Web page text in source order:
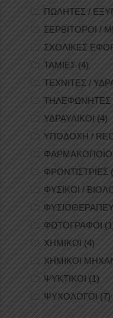
ΠΩΛΗΤΕΣ /
ΣΕΡΒΙΤΟΡΟΙ /
ΣΧΟΛΙΚΕΣ
ΤΑΜΙΕΣ (4)
ΤΕΧΝΙΤΕΣ /
ΤΗΛΕΦΩΝΗΤΕΣ
ΥΔΡΑΥΛΙΚΟΙ (4)
ΥΠΟΔΟΧΗ /
ΦΡΟΝΤΙΣΤΡΙΕΣ
ΦΥΣΙΚΟΙ /
ΦΩΤΟΓΡΑΦΟΙ
ΧΗΜΙΚΟΙ (4)
ΧΗΜΙΚΟΙ
ΨΥΚΤΙΚΟΙ (1)
ΨΥΧΟΛΟΓΟΙ (7)